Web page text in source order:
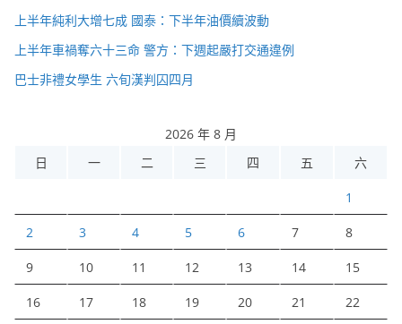
上半年純利大增七成 國泰：下半年油價續波動
上半年車禍奪六十三命 警方：下週起嚴打交通違例
巴士非禮女學生 六旬漢判囚四月
2026 年 8 月
日
一 二 三 四 五 六
1
2 3 4 5 6 7 8
9 10 11 12 13 14 15
16 17 18 19 20 21 22